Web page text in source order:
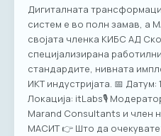
Дигиталната
систем е во полн замав, а
својата членка КИБС АД
специјализирана
стандардите, нивната
ИКТ индустријата. 📅
Локација: itLabs🎙️
Marand Consultants и член
МАСИТ 👉 Што да